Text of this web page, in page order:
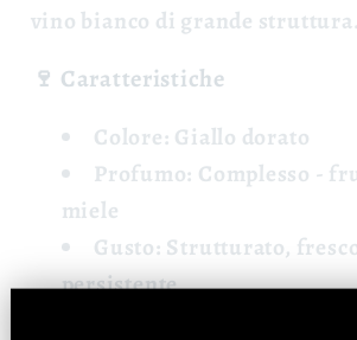
vino bianco di grande struttura.
🍷 Caratteristiche
Colore: Giallo dorato
Profumo: Complesso -
miele
Gusto: Strutturato,
persistente